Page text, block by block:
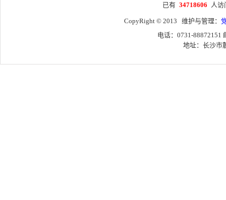
已有 34718606 人
CopyRight © 2013 维护与管理：
电话：0731-88872151
地址：长沙市